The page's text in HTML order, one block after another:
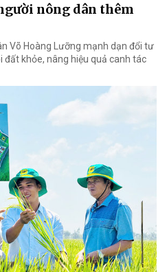
nông dân thêm
Võ Hoàng Lưỡng mạnh dạn đổi tư
đất khỏe, nâng hiệu quả canh tác